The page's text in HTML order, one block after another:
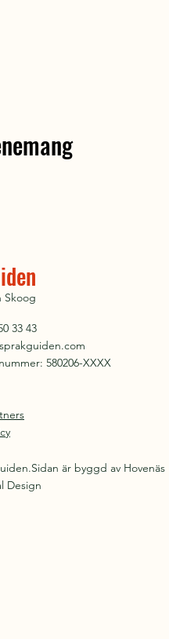
Skoog
33 43
580206-XXXX
är byggd av Hovenäs
Design